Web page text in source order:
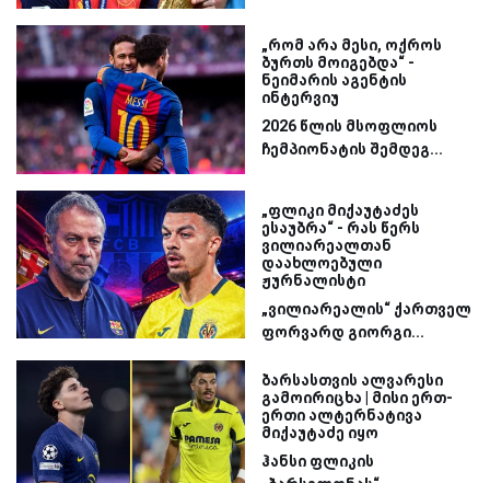
„რომ არა მესი, ოქროს
ბურთს მოიგებდა“ -
ნეიმარის აგენტის
ინტერვიუ
2026 წლის მსოფლიოს
ჩემპიონატის შემდეგ...
„ფლიკი მიქაუტაძეს
ესაუბრა“ - რას წერს
ვილიარეალთან
დაახლოებული
ჟურნალისტი
„ვილიარეალის“ ქართველ
ფორვარდ გიორგი...
ბარსასთვის ალვარესი
გამოირიცხა | მისი ერთ-
ერთი ალტერნატივა
მიქაუტაძე იყო
ჰანსი ფლიკის